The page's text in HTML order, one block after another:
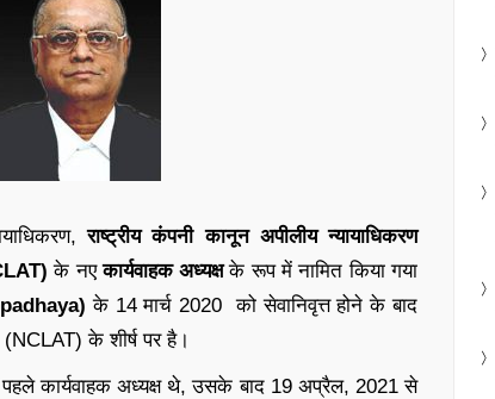
राष्ट्रीय कंपनी कानून अपीलीय न्यायाधिकरण
के नएकार्यवाहक अध्यक्षके रूप में नामित किया गया
के 14 मार्च 2020 को सेवानिवृत्त होने के बाद
(NCLAT) के शीर्ष पर है।
पहले कार्यवाहक अध्यक्ष थे, उसके बाद 19 अप्रैल, 2021 से